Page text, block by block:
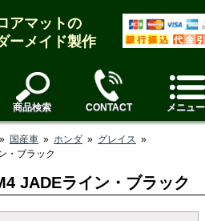
アマットの
ーメイド製作
商品検索 CONTACT メニュー
» 国産車 » ホンダ » グレイス »
・ブラック
JADEライン・ブラック